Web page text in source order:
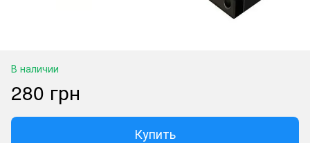
В наличии
280 грн
Купить